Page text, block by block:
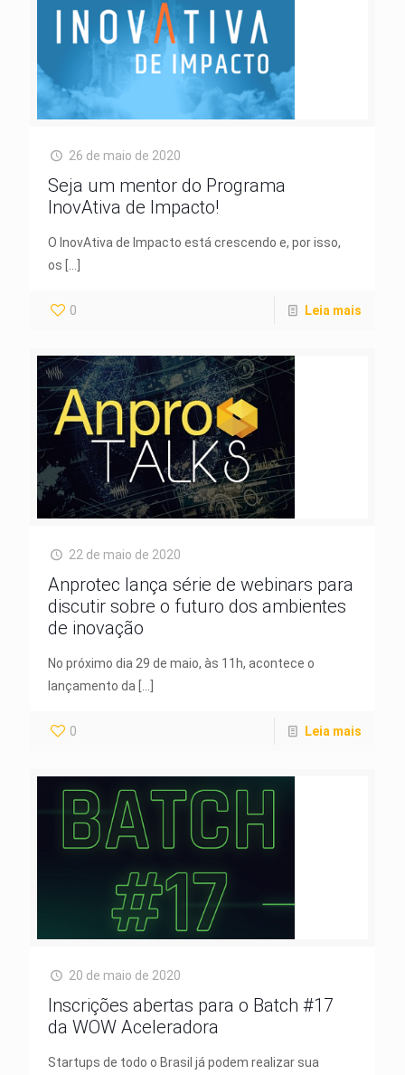
26 de maio de 2020
Seja um mentor do Programa
InovAtiva de Impacto!
O InovAtiva de Impacto está crescendo e, por isso,
os
0 Leia mais
22 de maio de 2020
Anprotec lança série de webinars para
discutir sobre o futuro dos ambientes
de inovação
No próximo dia 29 de maio, às 11h, acontece o
lançamento da
0 Leia mais
20 de maio de 2020
Inscrições abertas para o Batch #17
da WOW Aceleradora
Startups de todo o Brasil já podem realizar sua